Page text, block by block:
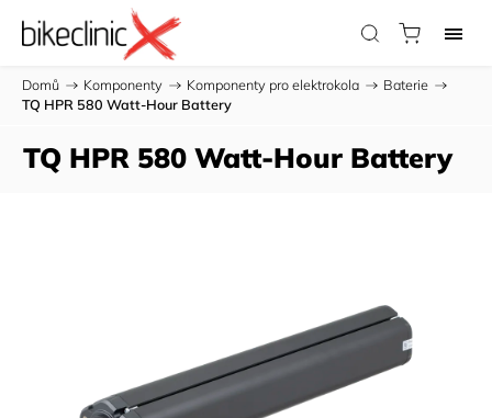
Domů / Komponenty / Komponenty pro elektrokola / Baterie /
TQ HPR 580 Watt-Hour Battery
TQ HPR 580 Watt-Hour Battery